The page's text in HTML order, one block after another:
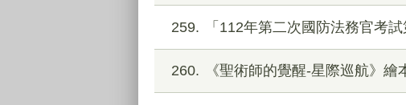
259 「112年第二次國防法務官考
260 《聖術師的覺醒-星際巡航》繪